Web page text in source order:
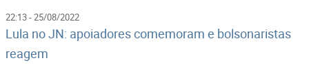
22:13 - 25/08/2022
Lula no JN: apoiadores comemoram e bolsonaristas
reagem